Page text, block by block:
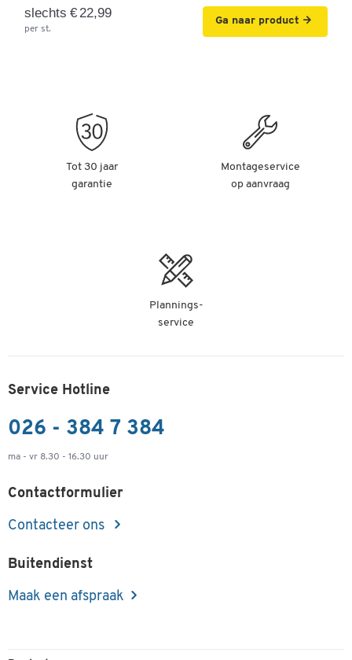
OH, H 1910 mm glas- en draaideuren, hoogte incl.
slechts € 22,99
per st.
Ga naar product
Tot 30 jaar
garantie
Montageservice
op aanvraag
Plannings-
service
Service Hotline
026 - 384 7 384
ma - vr 8.30 - 16.30 uur
Contactformulier
Contacteer ons
Buitendienst
Maak een afspraak